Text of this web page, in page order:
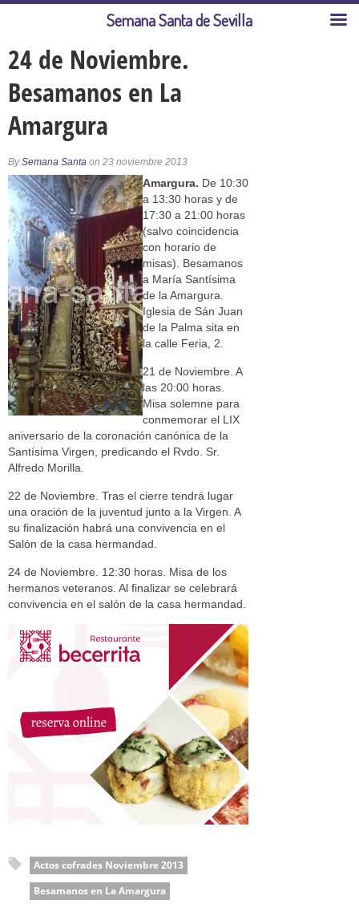
24 de Noviembre.
Besamanos en La
Amargura
BySemana Santa on 23 noviembre 2013
Amargura. De 10:30
a 13:30 horas y de
17:30 a 21:00 horas
(salvo coincidencia
con horario de
misas). Besamanos
a María Santísima
de la Amargura.
Iglesia de Sán Juan
de la Palma sita en
la calle Feria, 2.
21 de Noviembre. A
las 20:00 horas.
Misa solemne para
conmemorar el LIX
aniversario de la coronación canónica de la
Santísima Virgen, predicando el Rvdo. Sr.
Alfredo Morilla.
22 de Noviembre. Tras el cierre tendrá lugar
una oración de la juventud junto a la Virgen. A
su finalización habrá una convivencia en el
Salón de la casa hermandad.
24 de Noviembre. 12:30 horas. Misa de los
hermanos veteranos. Al finalizar se celebrará
convivencia en el salón de la casa hermandad.
Actos cofrades Noviembre 2013
Besamanos en La Amargura
Semana Santa de Sevilla